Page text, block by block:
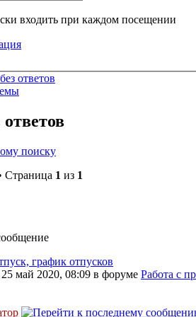
входить при каждом посещении
ответов
поиску
Страница 1 из 1
график отпусков
25 май 2020, 08:09 в форуме Работа с